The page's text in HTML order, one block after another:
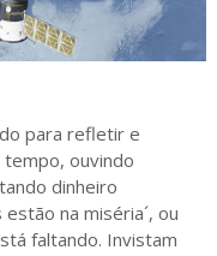
para refletir e
ouvindo
dinheiro
na miséria´, ou
faltando. Invistam